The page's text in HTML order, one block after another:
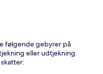
følgende gebyrer på
eller udtjekning.